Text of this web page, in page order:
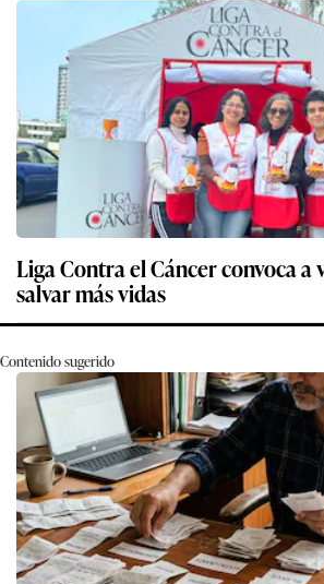
Liga Contra el Cáncer convoca
salvar más vidas
Contenido sugerido